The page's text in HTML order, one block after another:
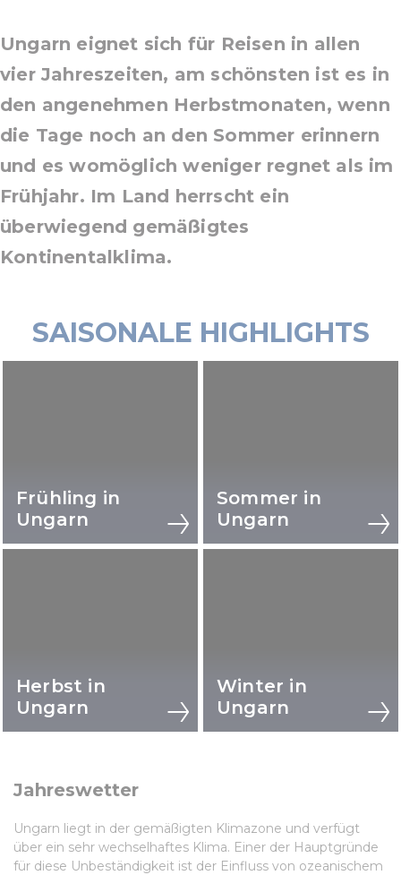
Ungarn eignet sich für Reisen in allen
vier Jahreszeiten, am schönsten ist es in
den angenehmen Herbstmonaten, wenn
die Tage noch an den Sommer erinnern
und es womöglich weniger regnet als im
Frühjahr. Im Land herrscht ein
überwiegend gemäßigtes
Kontinentalklima.
SAISONALE HIGHLIGHTS
Frühling in
Ungarn
Sommer in
Ungarn
Herbst in
Ungarn
Winter in
Ungarn
Jahreswetter
Ungarn liegt in der gemäßigten Klimazone und verfügt
über ein sehr wechselhaftes Klima. Einer der Hauptgründe
für diese Unbeständigkeit ist der Einfluss von ozeanischem